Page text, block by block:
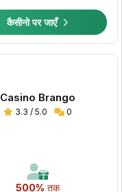
कैसीनो पर जाएँ
Casino Brango
3.3 / 5.0 0
500% तक